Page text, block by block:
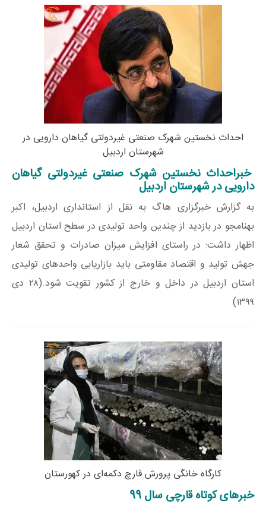
احداث نخستین شهرک صنعتی غیردولتی گیاهان دارویی در
شهرستان اردبیل
خبراحداث نخستین شهرک صنعتی غیردولتی گیاهان
دارویی در شهرستان اردبیل
به گزارش خبرگزاری هاگ به نقل از استانداری اردبیل، اکبر
بهنامجو در بازدید از چندین واحد تولیدی در سطح استان اردبیل
اظهار داشت: در راستای افزایش میزان صادرات و تحقق شعار
جهش تولید و اقتصاد مقاومتی باید بازاریابی واحدهای تولیدی
استان اردبیل در داخل و خارج از کشور تقویت شود.(۲۸ دی
۱۳۹۹)
کارگاه خانگی پرورش قارچ دکمه‌ای در کهورستان
خبرهای کوتاه قارچی سال 99